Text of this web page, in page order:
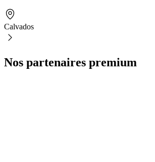
Calvados
Nos partenaires premium